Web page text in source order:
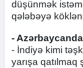
düşünmək
qələbəyə
-
- İndiyə kimi
yarışa